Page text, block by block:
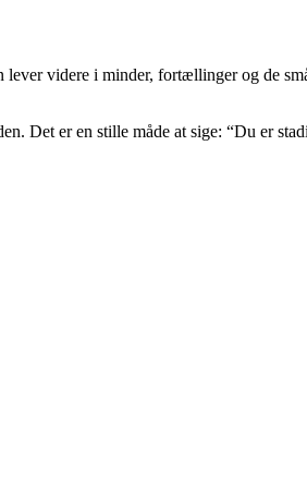
videre i minder, fortællinger og de
Det er en stille måde at sige: “Du er